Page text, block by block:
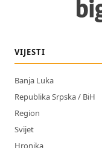
VIJESTI
Banja Luka
Republika Srpska / BiH
Region
Svijet
Hronika